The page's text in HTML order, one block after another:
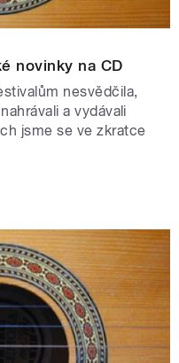
novinky na CD
nesvědčila,
a vydávali
jsme se ve zkratce